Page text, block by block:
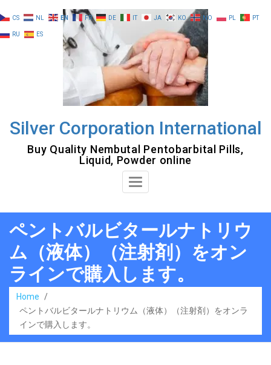
to
content
Silver Corporation International
Buy Quality Nembutal Pentobarbital Pills,
Liquid, Powder online
Toggle
ペントバルビタールナトリウ
ム（液体）（注射剤）をオン
ラインで購入します。
Home
/
ペントバルビタールナトリウム（液体）（注射剤）をオンラ
インで購入します。
CS NL EN FR DE IT JA KO NO PL PT
RU ES